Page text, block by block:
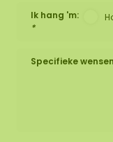
Ik hang 'm:
*
Specifieke